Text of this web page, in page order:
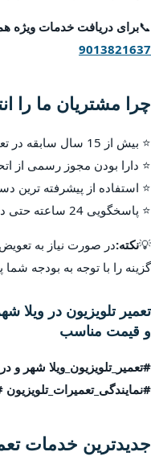
📞برای دریافت خدمات ویژه
9013821637
چرا مشتریان ما را
⭐ بیش از 15 سال سابقه در تعمیرات تخصصی تلویزیون
⭐ دارا بودن مجوز رسمی از
⭐ استفاده از پیشرفته ترین
⭐ پاسخگویی 24 ساعته حتی در روزهای تعطیل
💡نکته:در صورت نیاز به
گزینه را با توجه به بودجه شما
تعمیر تلویزیون در ویلا
و قیمت مناسب
#تعمیر_تلویزیون_ویلا شهر و
#نمایندگی_تعمیرات_تلویزیون
جدیدترین خدمات